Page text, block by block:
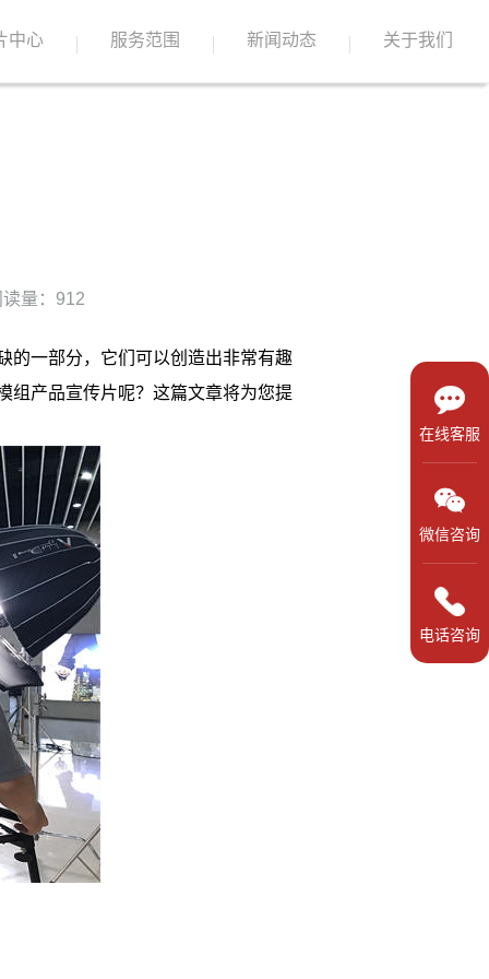
中心 服务范围 新闻动态 关于我们
读量：912
的一部分，它们可以创造出非常有趣
组产品宣传片呢？这篇文章将为您提
在线客服
微信咨询
电话咨询